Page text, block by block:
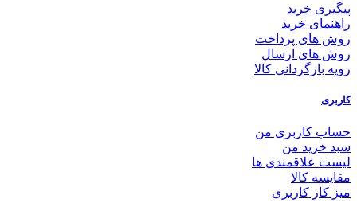
پیگیری خرید
راهنمای خرید
روش های پرداخت
روش های ارسال
رویه بازگردانی کالا
کاربری
حساب کاربری من
سبد خرید من
لیست علاقمندی ها
مقایسه کالا
میز کار کاربری